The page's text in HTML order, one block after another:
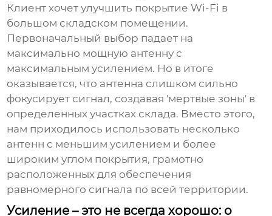
Клиент хочет улучшить покрытие Wi-Fi в
большом складском помещении.
Первоначальный выбор падает на
максимально мощную антенну с
максимальным усилением. Но в итоге
оказывается, что антенна слишком сильно
фокусирует сигнал, создавая 'мертвые зоны' в
определенных участках склада. Вместо этого,
нам приходилось использовать несколько
антенн с меньшим усилением и более
широким углом покрытия, грамотно
расположенных для обеспечения
равномерного сигнала по всей территории.
Усиление – это не всегда хорошо: о